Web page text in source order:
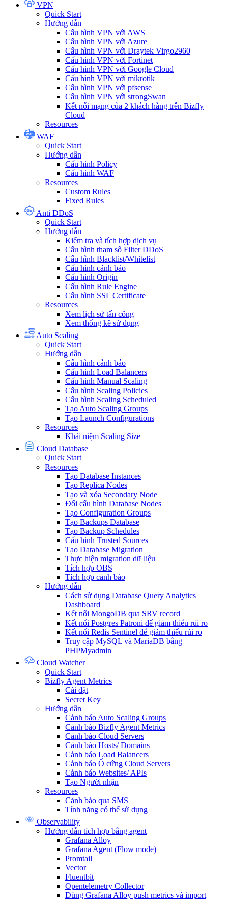
VPN
Quick Start
Hướng dẫn
Cấu hình VPN với AWS
Cấu hình VPN với Azure
Cấu hình VPN với Draytek Virgo2960
Cấu hình VPN với Fortinet
Cấu hình VPN với Google Cloud
Cấu hình VPN với mikrotik
Cấu hình VPN với pfsense
Cấu hình VPN với strongSwan
Kết nối mạng của 2 khách hàng trên Bizfly
Cloud
Resources
WAF
Quick Start
Hướng dẫn
Cấu hình Policy
Cấu hình WAF
Resources
Custom Rules
Fixed Rules
Anti DDoS
Quick Start
Hướng dẫn
Kiểm tra và tích hợp dịch vụ
Cấu hình tham số Filter DDoS
Cấu hình Blacklist/Whitelist
Cấu hình cảnh báo
Cấu hình Origin
Cấu hình Rule Engine
Cấu hình SSL Certificate
Resources
Xem lịch sử tấn công
Xem thống kê sử dụng
Auto Scaling
Quick Start
Hướng dẫn
Cấu hình cảnh báo
Cấu hình Load Balancers
Cấu hình Manual Scaling
Cấu hình Scaling Policies
Cấu hình Scaling Scheduled
Tạo Auto Scaling Groups
Tạo Launch Configurations
Resources
Khái niệm Scaling Size
Cloud Database
Quick Start
Resources
Tạo Database Instances
Tạo Replica Nodes
Tạo và xóa Secondary Node
Đổi cấu hình Database Nodes
Tạo Configuration Groups
Tạo Backups Database
Tạo Backup Schedules
Cấu hình Trusted Sources
Tạo Database Migration
Thực hiện migration dữ liệu
Tích hợp OBS
Tích hợp cảnh báo
Hướng dẫn
Cách sử dụng Database Query Analytics
Dashboard
Kết nối MongoDB qua SRV record
Kết nối Postgres Patroni để giảm thiểu rủi ro
Kết nối Redis Sentinel để giảm thiểu rủi ro
Truy cập MySQL và MariaDB bằng
PHPMyadmin
Cloud Watcher
Quick Start
Bizfly Agent Metrics
Cài đặt
Secret Key
Hướng dẫn
Cảnh báo Auto Scaling Groups
Cảnh báo Bizfly Agent Metrics
Cảnh báo Cloud Servers
Cảnh báo Hosts/ Domains
Cảnh báo Load Balancers
Cảnh báo Ổ cứng Cloud Servers
Cảnh báo Websites/ APIs
Tạo Người nhận
Resources
Cảnh báo qua SMS
Tính năng có thể sử dụng
Observability
Hướng dẫn tích hợp bằng agent
Grafana Alloy
Grafana Agent (Flow mode)
Promtail
Vector
Fluentbit
Opentelemetry Collector
Dùng Grafana Alloy push metrics và import